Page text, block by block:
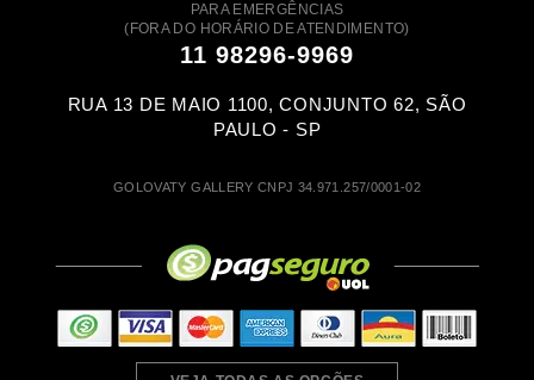
PARA EMERGÊNCIAS
(FORA DO HORÁRIO DE ATENDIMENTO)
11 98296-9969
RUA 13 DE MAIO 1100, CONJUNTO 62, SÃO
PAULO - SP
GOLOVATY GALLERY CNPJ 34.971.257/0001-02